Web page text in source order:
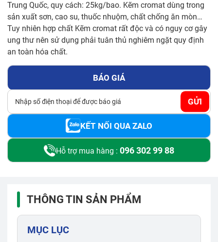
Trung Quốc, quy cách: 25kg/bao. Kẽm cromat dùng trong
sản xuất sơn, cao su, thuốc nhuộm, chất chống ăn mòn…
Tuy nhiên hợp chất Kẽm cromat rất độc và có nguy cơ gây
ung thư nên sử dụng phải tuân thủ nghiêm ngặt quy định
an toàn hóa chất.
BÁO GIÁ
GỬI
KẾT NỐI QUA ZALO
Hỗ trợ mua hàng : 096 302 99 88
THÔNG TIN SẢN PHẨM
MỤC LỤC
GỬI